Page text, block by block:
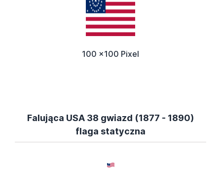
100 x100 Pixel
Falująca USA 38 gwiazd (1877 - 1890)
flaga statyczna